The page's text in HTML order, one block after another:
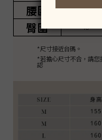
腰圍 39
臀圍 48
*尺寸接近台碼。
*若擔心尺寸不合，請
認